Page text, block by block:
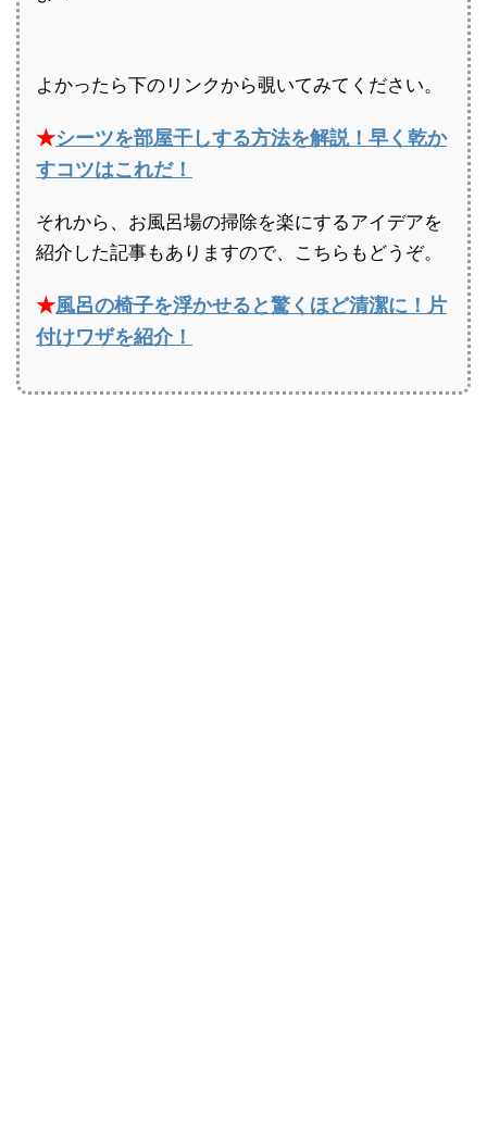
よかったら下のリンクから覗いてみてください。
★シーツを部屋干しする方法を解説！早く乾か
すコツはこれだ！
それから、お風呂場の掃除を楽にするアイデアを
紹介した記事もありますので、こちらもどうぞ。
★風呂の椅子を浮かせると驚くほど清潔に！片
付けワザを紹介！